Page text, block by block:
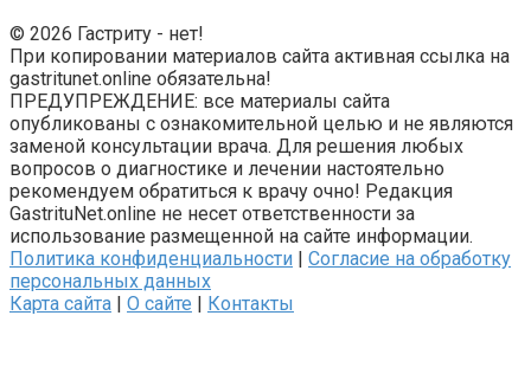
© 2026 Гастриту - нет!
При копировании материалов сайта активная ссылка на
gastritunet.online обязательна!
ПРЕДУПРЕЖДЕНИЕ: все материалы сайта
опубликованы с ознакомительной целью и не являются
заменой консультации врача. Для решения любых
вопросов о диагностике и лечении настоятельно
рекомендуем обратиться к врачу очно! Редакция
GastrituNet.online не несет ответственности за
использование размещенной на сайте информации.
Политика конфиденциальности | Согласие на обработку
персональных данных
Карта сайта | О сайте | Контакты